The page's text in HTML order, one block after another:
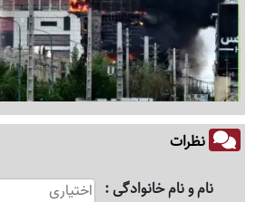
نظرات
نام و نام خانوادگی